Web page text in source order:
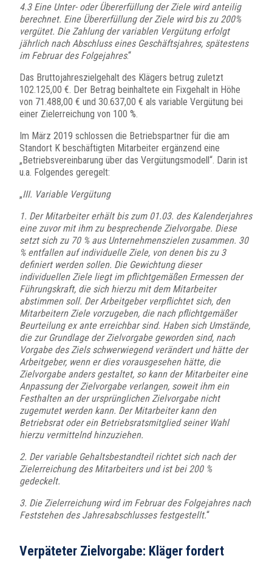
4.3 Eine Unter- oder Übererfüllung der Ziele wird anteilig
berechnet. Eine Übererfüllung der Ziele wird bis zu 200%
vergütet. Die Zahlung der variablen Vergütung erfolgt
jährlich nach Abschluss eines Geschäftsjahres, spätestens
im Februar des Folgejahres.“
Das Bruttojahreszielgehalt des Klägers betrug zuletzt
102.125,00 €. Der Betrag beinhaltete ein Fixgehalt in Höhe
von 71.488,00 € und 30.637,00 € als variable Vergütung bei
einer Zielerreichung von 100 %.
Im März 2019 schlossen die Betriebspartner für die am
Standort K beschäftigten Mitarbeiter ergänzend eine
„Betriebsvereinbarung über das Vergütungsmodell“. Darin ist
u.a. Folgendes geregelt:
„III. Variable Vergütung
1. Der Mitarbeiter erhält bis zum 01.03. des Kalenderjahres
eine zuvor mit ihm zu besprechende Zielvorgabe. Diese
setzt sich zu 70 % aus Unternehmenszielen zusammen. 30
% entfallen auf individuelle Ziele, von denen bis zu 3
definiert werden sollen. Die Gewichtung dieser
individuellen Ziele liegt im pflichtgemäßen Ermessen der
Führungskraft, die sich hierzu mit dem Mitarbeiter
abstimmen soll. Der Arbeitgeber verpflichtet sich, den
Mitarbeitern Ziele vorzugeben, die nach pflichtgemäßer
Beurteilung ex ante erreichbar sind. Haben sich Umstände,
die zur Grundlage der Zielvorgabe geworden sind, nach
Vorgabe des Ziels schwerwiegend verändert und hätte der
Arbeitgeber, wenn er dies vorausgesehen hätte, die
Zielvorgabe anders gestaltet, so kann der Mitarbeiter eine
Anpassung der Zielvorgabe verlangen, soweit ihm ein
Festhalten an der ursprünglichen Zielvorgabe nicht
zugemutet werden kann. Der Mitarbeiter kann den
Betriebsrat oder ein Betriebsratsmitglied seiner Wahl
hierzu vermittelnd hinzuziehen.
2. Der variable Gehaltsbestandteil richtet sich nach der
Zielerreichung des Mitarbeiters und ist bei 200 %
gedeckelt.
3. Die Zielerreichung wird im Februar des Folgejahres nach
Feststehen des Jahresabschlusses festgestellt.“
Verpäteter Zielvorgabe: Kläger fordert